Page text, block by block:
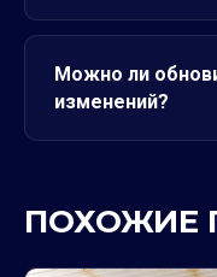
Можно ли
изменений?
ПОХОЖИЕ